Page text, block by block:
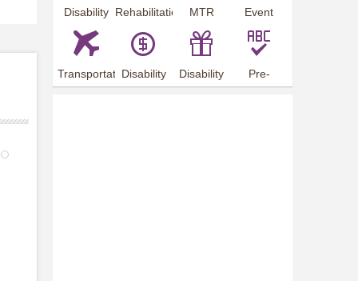
4
Disability
Employment
Rehabilitation
MTR
Station
Event
Preview
Transportation
Arrangements
Disability
Allowance
Disability
Offer
Pre-
employment